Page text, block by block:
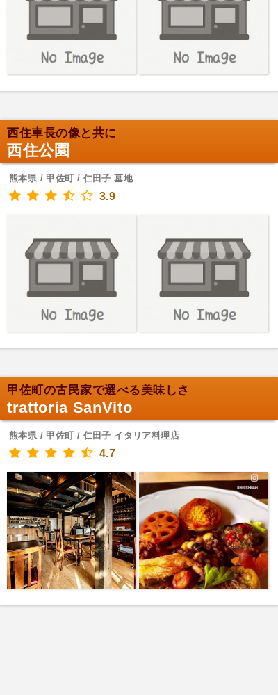
西住車長の像と共に
西住公園
熊本県 / 甲佐町 / 仁田子 墓地
3.9
甲佐町の古民家で選べる美味しさ
trattoria SanVito
熊本県 / 甲佐町 / 仁田子 イタリア料理店
4.7